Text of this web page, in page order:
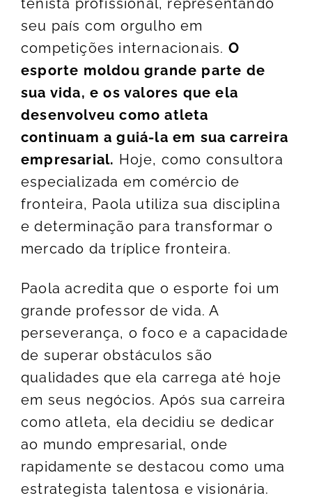
seu país com orgulho em
competições internacionais. O
esporte moldou grande parte de
sua vida, e os valores que ela
desenvolveu como atleta
continuam a guiá-la em sua carreira
empresarial. Hoje, como consultora
especializada em comércio de
fronteira, Paola utiliza sua disciplina
e determinação para transformar o
mercado da tríplice fronteira.
Paola acredita que o esporte foi um
grande professor de vida. A
perseverança, o foco e a capacidade
de superar obstáculos são
qualidades que ela carrega até hoje
em seus negócios. Após sua carreira
como atleta, ela decidiu se dedicar
ao mundo empresarial, onde
rapidamente se destacou como uma
estrategista talentosa e visionária.